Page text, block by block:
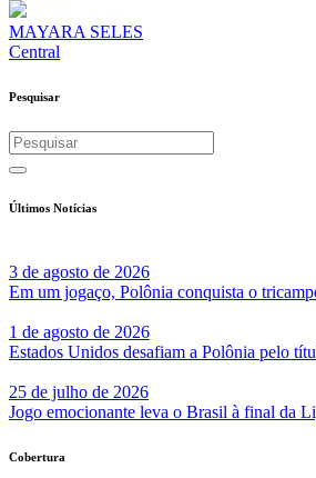
MAYARA SELES
Central
Pesquisar
Últimos Notícias
3 de agosto de 2026
Em um jogaço, Polônia conquista o
1 de agosto de 2026
Estados Unidos desafiam a Polônia pelo
25 de julho de 2026
Jogo emocionante leva o Brasil à final da
Cobertura